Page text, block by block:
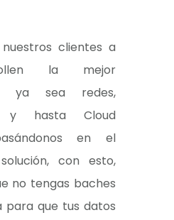
clientes a
la mejor
ya sea redes,
y hasta Cloud
en el
con esto,
no tengas baches
que tus datos